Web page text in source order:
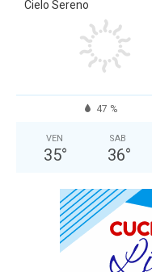
Cielo Sereno
47 %
VEN
35°
SAB
36°